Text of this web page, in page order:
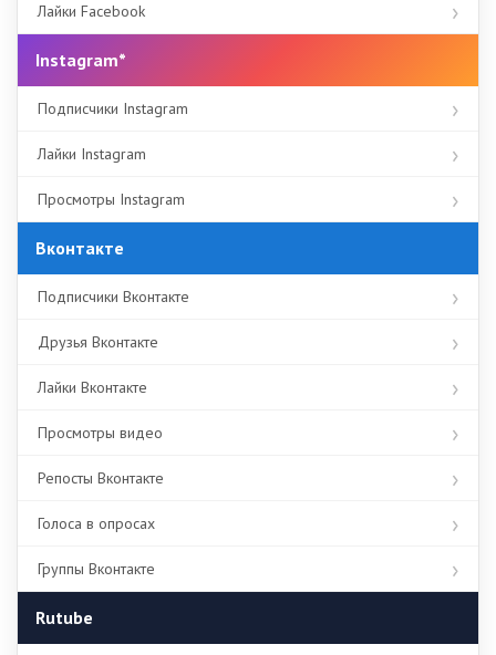
Лайки Facebook
Instagram*
Подписчики Instagram
Лайки Instagram
Просмотры Instagram
Вконтакте
Подписчики Вконтакте
Друзья Вконтакте
Лайки Вконтакте
Просмотры видео
Репосты Вконтакте
Голоса в опросах
Группы Вконтакте
Rutube